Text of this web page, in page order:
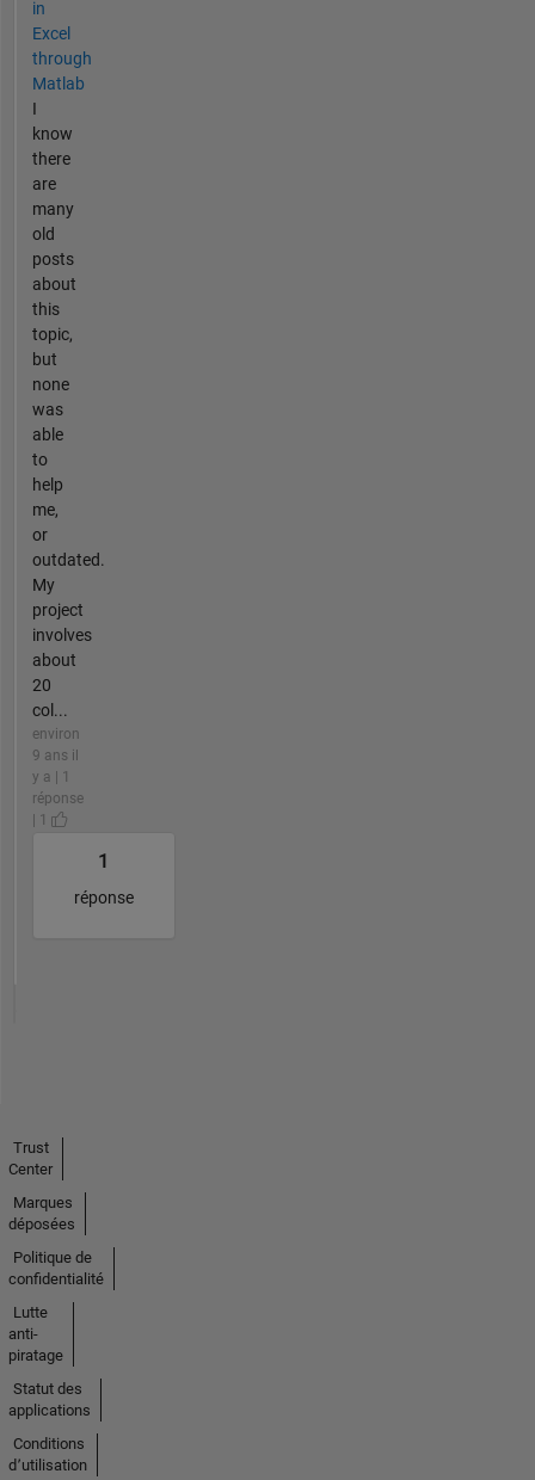
in
Excel
through
Matlab
I
know
there
are
many
old
posts
about
this
topic,
but
none
was
able
to
help
me,
or
outdated.
My
project
involves
about
20
col...
environ
9 ans il
y a | 1
réponse
| 1
1
réponse
Trust
Center
Marques
déposées
Politique de
confidentialité
Lutte
anti-
piratage
Statut des
applications
Conditions
d՚utilisation